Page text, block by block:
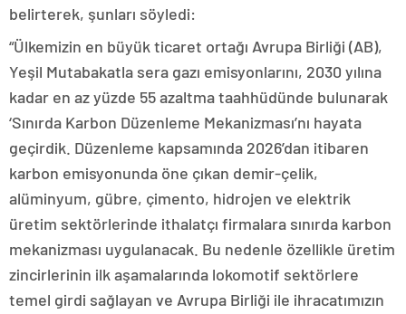
belirterek, şunları söyledi:
“Ülkemizin en büyük ticaret ortağı Avrupa Birliği (AB),
Yeşil Mutabakatla sera gazı emisyonlarını, 2030 yılına
kadar en az yüzde 55 azaltma taahhüdünde bulunarak
‘Sınırda Karbon Düzenleme Mekanizması’nı hayata
geçirdik. Düzenleme kapsamında 2026’dan itibaren
karbon emisyonunda öne çıkan demir-çelik,
alüminyum, gübre, çimento, hidrojen ve elektrik
üretim sektörlerinde ithalatçı firmalara sınırda karbon
mekanizması uygulanacak. Bu nedenle özellikle üretim
zincirlerinin ilk aşamalarında lokomotif sektörlere
temel girdi sağlayan ve Avrupa Birliği ile ihracatımızın